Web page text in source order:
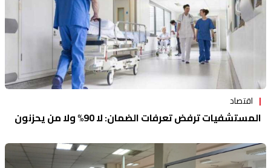
اقتصاد
المستشفيات ترفض تعرفات الضمان: لا 90% ولا من يحزنون